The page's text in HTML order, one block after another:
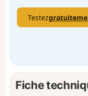
Testez
Fiche